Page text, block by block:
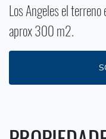
Los Angeles el
aprox 300 m2.